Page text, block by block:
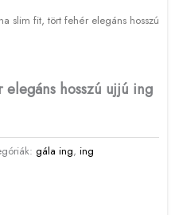
slim fit, tört fehér elegáns hosszú
hosszú ujjú ing
gála ing, ing